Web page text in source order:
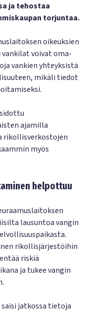
ja tehostaa
torjuntaa.
oikeuksien
voivat oma-
vankien yhteyksistä
mikäli tiedot
ajamilla
rikollisverkostojen
myös
helpottuu
lausuntoa vangin
rikollisjärjestöihin
riskiä
ja tukee vangin
jatkossa tietoja